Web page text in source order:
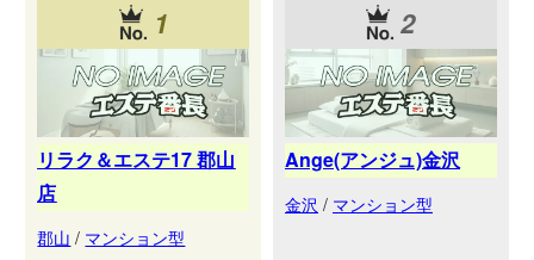
1
リラク＆エステ17 郡山
店
郡山 / マンション型
2
Ange(アンジュ)金沢
金沢 / マンション型